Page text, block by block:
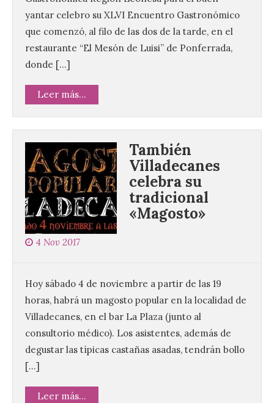
yantar celebro su XLVI Encuentro Gastronómico
que comenzó, al filo de las dos de la tarde, en el
restaurante “El Mesón de Luisi” de Ponferrada,
donde […]
Leer más...
También
Villadecanes
celebra su
tradicional
«Magosto»
4 Nov 2017
Hoy sábado 4 de noviembre a partir de las 19
horas, habrá un magosto popular en la localidad de
Villadecanes, en el bar La Plaza (junto al
consultorio médico). Los asistentes, además de
degustar las típicas castañas asadas, tendrán bollo
[…]
Leer más...